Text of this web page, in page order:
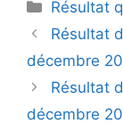
Résultat
Résultat
décembre
Résultat
décembre